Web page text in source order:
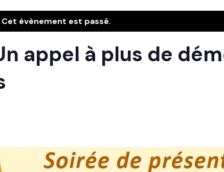
Cet évènement est passé.
appel à plus de